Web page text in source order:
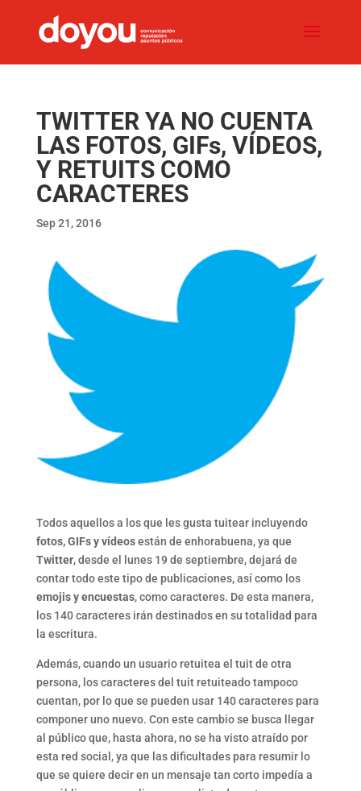
TWITTER YA NO CUENTA
LAS FOTOS, GIFs, VÍDEOS,
Y RETUITS COMO
CARACTERES
Sep 21, 2016
Todos aquellos a los que les gusta tuitear incluyendo
fotos, GIFs y vídeosestán de enhorabuena, ya que
Twitter, desde el lunes 19 de septiembre, dejará de
contar todo este tipo de publicaciones, así como los
emojis y encuestas, como caracteres. De esta manera,
los 140 caracteres irán destinados en su totalidad para
la escritura.
Además, cuando un usuario retuitea el tuit de otra
persona, los caracteres del tuit retuiteado tampoco
cuentan, por lo que se pueden usar 140 caracteres para
componer uno nuevo. Con este cambio se busca llegar
al público que, hasta ahora, no se ha visto atraído por
esta red social, ya que las dificultades para resumir lo
que se quiere decir en un mensaje tan corto impedía a